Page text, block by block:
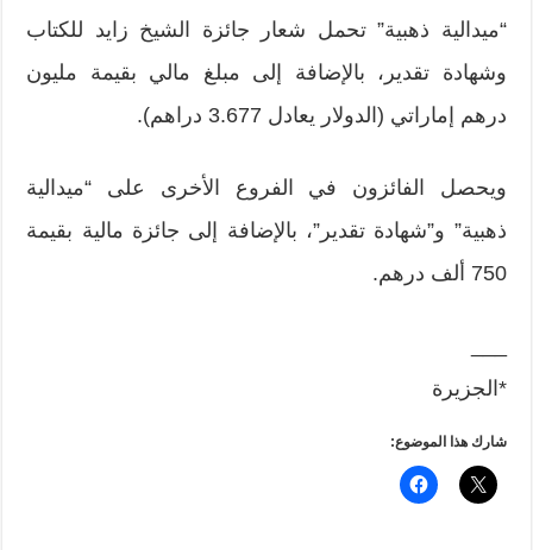
“ميدالية ذهبية” تحمل شعار جائزة الشيخ زايد للكتاب
وشهادة تقدير، بالإضافة إلى مبلغ مالي بقيمة مليون
درهم إماراتي (الدولار يعادل 3.677 دراهم).
ويحصل الفائزون في الفروع الأخرى على “ميدالية
ذهبية” و”شهادة تقدير”، بالإضافة إلى جائزة مالية بقيمة
750 ألف درهم.
*الجزيرة
شارك هذا الموضوع: